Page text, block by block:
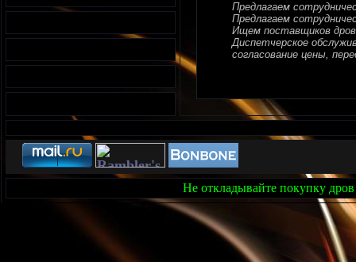
Предлагаем
Предлагаем
Ищем поставщиков
Диспетчерское
согласование цены,
Не откладывайте покупку